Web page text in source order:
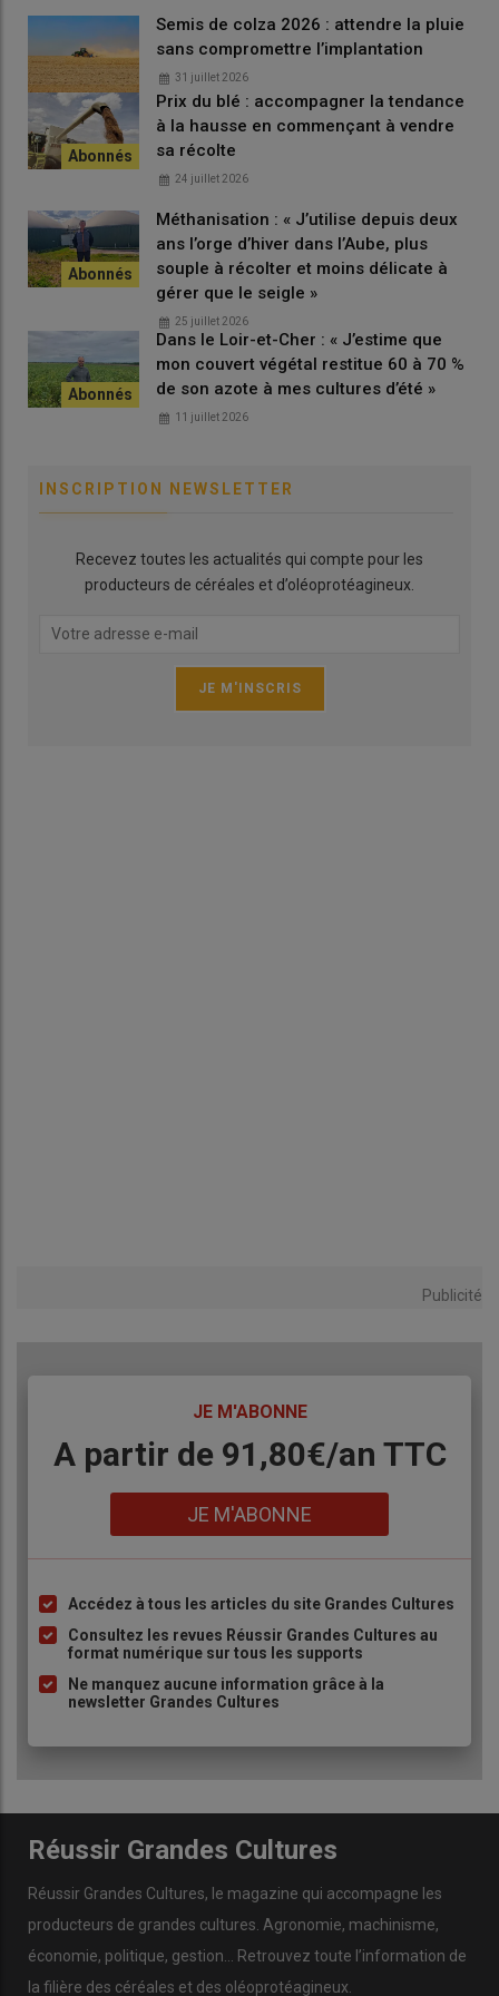
Lire aussi :
agriculteurs
Exemple de formulaire de
collecte de données à caractère
personnel
«Les informations recueillies sur ce formulaire sont
enregistrées dans un fichier informatisé par la
à des fins commerciales. La base légale du
traitement de ces données est votre consentement.
Les données collectées ne seront utilisées qu’à la gestion
des clients et des livraisons, à la prospection commerciale,
Les données sont conservées pendant
à compter de votre première commande.
Vous pouvez accéder aux données vous concernant, les
rectifier, demander leur effacement ou exercer votre droit
également vous opposer à la portabilité de vos données.
cnil.fr
pour plus d’informations sur vos
Semis de colza 2026 : attendre la pluie
sans compromettre l’implantation
31 juillet 2026
Prix du blé : accompagner la tendance
à la hausse en commençant à vendre
sa récolte
24 juillet 2026
Méthanisation : « J’utilise depuis deux
ans l’orge d’hiver dans l’Aube, plus
souple à récolter et moins délicate à
gérer que le seigle »
25 juillet 2026
Dans le Loir-et-Cher : « J’estime que
mon couvert végétal restitue 60 à 70 %
de son azote à mes cultures d’été »
11 juillet 2026
INSCRIPTION NEWSLETTER
Recevez toutes les actualités qui compte pour les
producteurs de céréales et d’oléoprotéagineux.
Publicité
JE M'ABONNE
Body
A partir de 91,80€/an​ TTC
JE M'ABONNE
Liste
à
puce
Accédez à tous les articles du site Grandes Cultures
Consultez les revues Réussir Grandes Cultures au
format numérique sur tous les supports
Ne manquez aucune information grâce à la
newsletter Grandes Cultures
Réussir Grandes Cultures
Réussir Grandes Cultures, le magazine qui accompagne les
producteurs de grandes cultures Agronomie, machinisme,
économie, politique, gestion … Retrouvez toute l’information de
la filière des céréales et des oléoprotéagineux